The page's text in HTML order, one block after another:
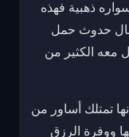
ذهبية فهذه
حدوث حمل
معه الكثير من
تمتلك أساور من
ووفرة الرزق